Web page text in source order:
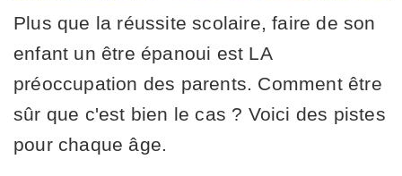
Plus que la réussite scolaire, faire de son
enfant un être épanoui est LA
préoccupation des parents. Comment être
sûr que c'est bien le cas ? Voici des pistes
pour chaque âge.